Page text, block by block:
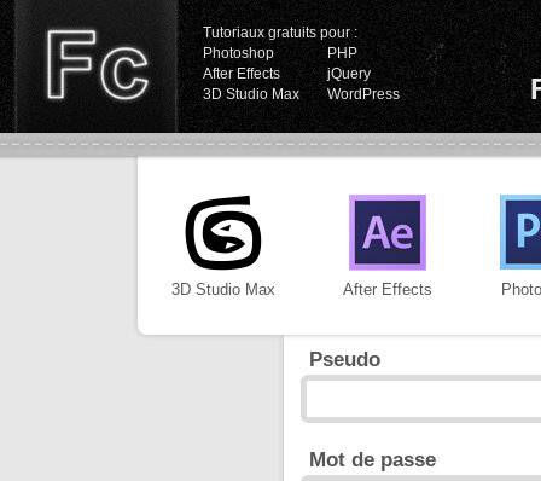
Tutoriaux gratuits pour :
Photoshop
PHP
After Effects
jQuery
3D Studio Max
WordPress
3D Studio Max After Effects
Pseudo
Mot de passe